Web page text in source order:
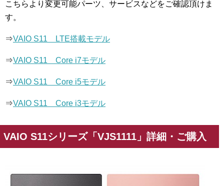
こちらより変更可能パーツ、サービスなどをご確認頂けま
す。
⇒VAIO S11 LTE搭載モデル
⇒VAIO S11 Core i7モデル
⇒VAIO S11 Core i5モデル
⇒VAIO S11 Core i3モデル
VAIO S11シリーズ「VJS1111」詳細・ご購入